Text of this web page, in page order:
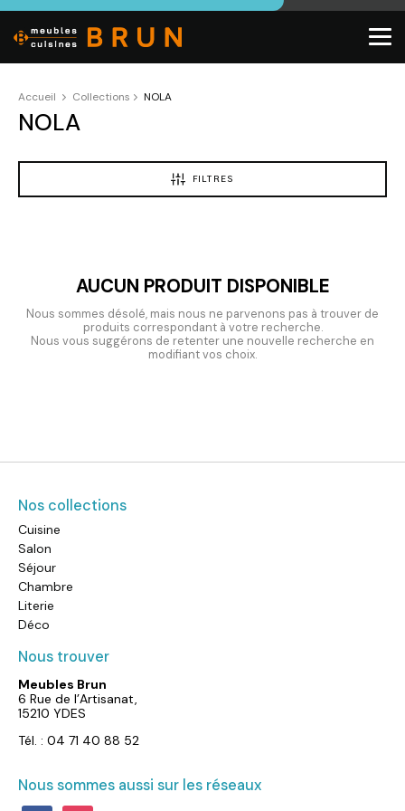
Accueil Collections NOLA
NOLA
FILTRES
AUCUN PRODUIT DISPONIBLE
Nous sommes désolé, mais nous ne parvenons pas à trouver de
produits correspondant à votre recherche.
Nous vous suggérons de retenter une nouvelle recherche en
modifiant vos choix.
Nos collections
Cuisine
Salon
Séjour
Chambre
Literie
Déco
Nous trouver
Meubles Brun
6 Rue de l’Artisanat,
15210 YDES
Tél. : 04 71 40 88 52
Nous sommes aussi sur les réseaux